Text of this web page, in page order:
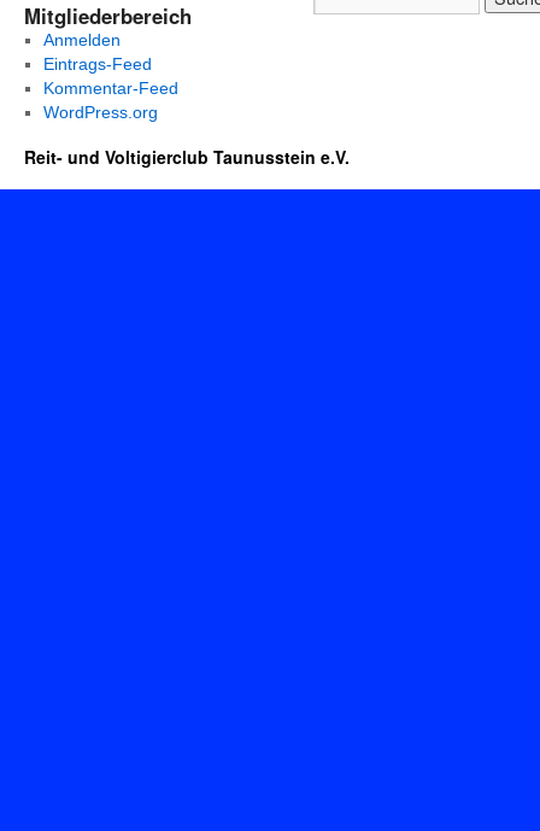
Mitgliederbereich
Anmelden
Eintrags-Feed
Kommentar-Feed
WordPress.org
Reit- und Voltigierclub Taunusstein e.V.